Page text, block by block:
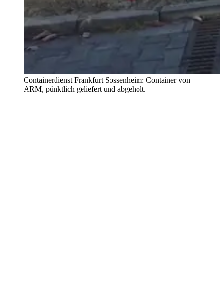
Containerdienst Frankfurt Sossenheim: Container von
ARM, pünktlich geliefert und abgeholt.